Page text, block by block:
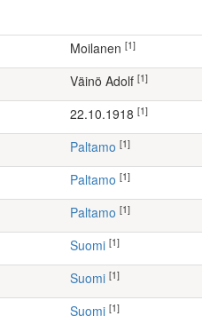
Moilanen [1]
Väinö Adolf [1]
22.10.1918 [1]
Paltamo [1]
Paltamo [1]
Paltamo [1]
Suomi [1]
Suomi [1]
Suomi [1]